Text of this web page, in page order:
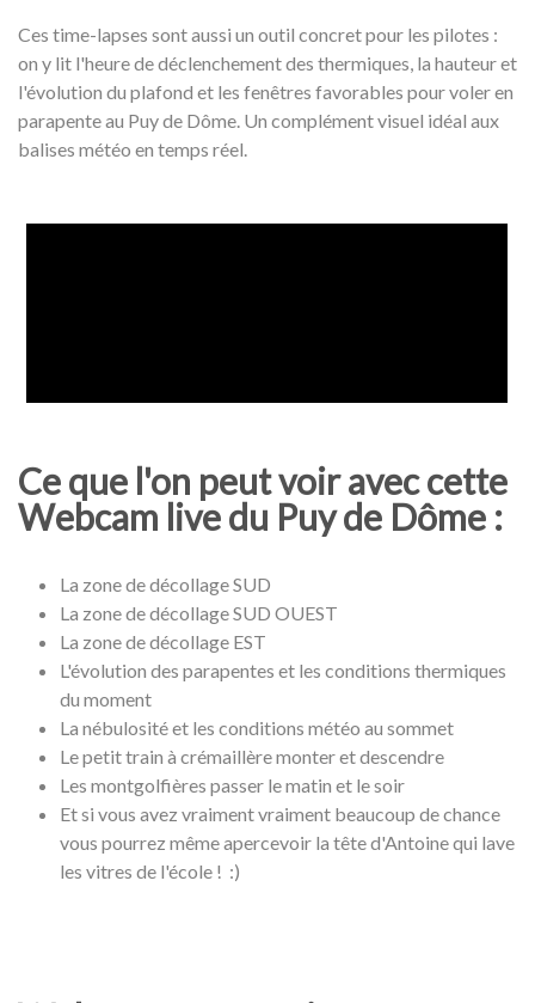
Ces time-lapses sont aussi un outil concret pour les pilotes :
on y lit l'heure de déclenchement des thermiques, la hauteur et
l'évolution du plafond et les fenêtres favorables pour voler en
parapente au Puy de Dôme. Un complément visuel idéal aux
balises météo en temps réel.
Ce que l'on peut voir avec cette
Webcam live du Puy de Dôme :
La zone de décollage SUD
La zone de décollage SUD OUEST
La zone de décollage EST
L'évolution des parapentes et les conditions thermiques
du moment
La nébulosité et les conditions météo au sommet
Le petit train à crémaillère monter et descendre
Les montgolfières passer le matin et le soir
Et si vous avez vraiment vraiment beaucoup de chance
vous pourrez même apercevoir la tête d'Antoine qui lave
les vitres de l'école ! :)